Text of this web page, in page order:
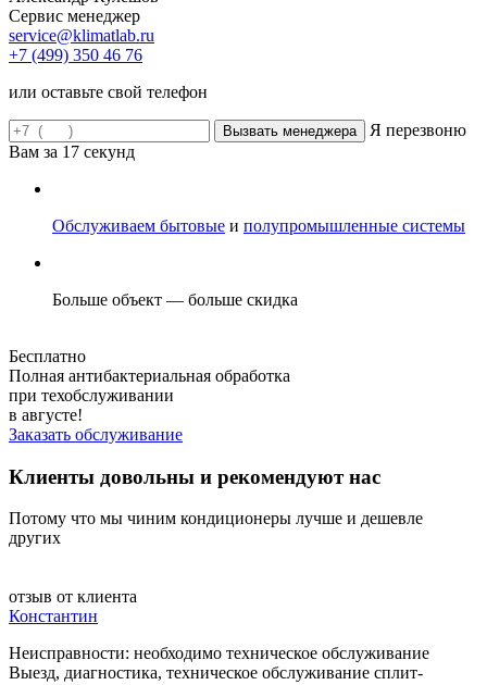
Сервис менеджер
service@klimatlab.ru
+7 (499) 350 46 76
или оставьте свой телефон
Я перезвоню
Вам за 17 секунд
Обслуживаем бытовые и полупромышленные системы
Больше объект — больше скидка
Бесплатно
Полная антибактериальная обработка
при техобслуживании
в августе!
Заказать обслуживание
Клиенты довольны и рекомендуют нас
Потому что мы чиним кондиционеры лучше и дешевле
других
отзыв от клиента
Константин
Неисправности: необходимо техническое обслуживание
Выезд, диагностика, техническое обслуживание сплит-